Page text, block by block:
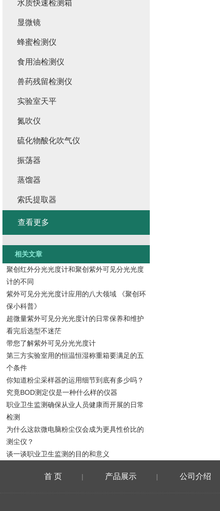
水质快速检测箱
显微镜
蜂蜜检测仪
食用油检测仪
兽药残留检测仪
实验室天平
氮吹仪
硫化物酸化吹气仪
振荡器
蒸馏器
索氏提取器
查看更多
相关文章
聚创红外分光光度计和聚创紫外可见分光光度
计的不同
紫外可见分光光度计应用的八大领域 《聚创环
保小科普》
超微量紫外可见分光光度计的日常保养和维护
看完后选型不迷茫
带您了解紫外可见分光光度计
第三方实验室用的恒温恒湿称重箱要满足的五
个条件
你知道粉尘采样器的运用细节到底有多少吗？
究竟BOD测定仪是一种什么样的仪器
职业卫生监测确保从业人员健康而开展的日常
检测
为什么这款微电脑粉尘仪会成为更具性价比的
测尘仪？
谈一谈职业卫生监测的目的和意义
首 页 | 产品展示 | 公司介绍